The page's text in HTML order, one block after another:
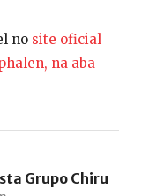
no site oficial
na aba
Grupo Chiru